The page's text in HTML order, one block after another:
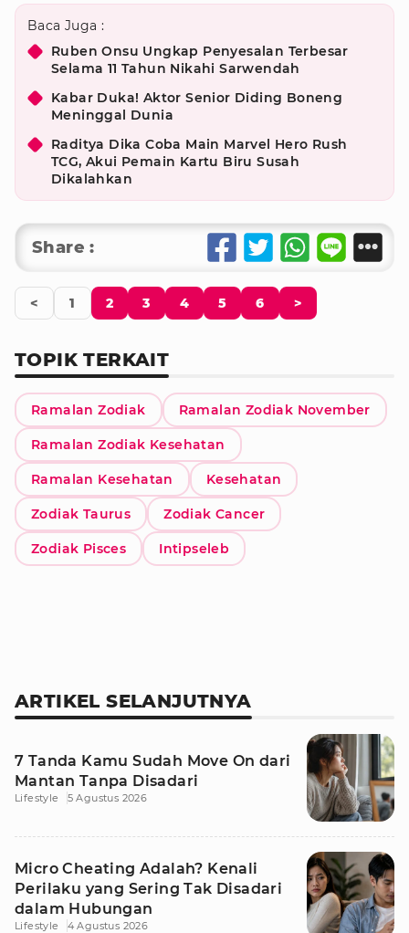
Baca Juga :
Ruben Onsu Ungkap Penyesalan Terbesar
Selama 11 Tahun Nikahi Sarwendah
Kabar Duka! Aktor Senior Diding Boneng
Meninggal Dunia
Raditya Dika Coba Main Marvel Hero Rush
TCG, Akui Pemain Kartu Biru Susah
Dikalahkan
Share :
< 1 2 3 4 5 6 >
TOPIK TERKAIT
Ramalan Zodiak Ramalan Zodiak November
Ramalan Zodiak Kesehatan
Ramalan Kesehatan Kesehatan
Zodiak Taurus Zodiak Cancer
Zodiak Pisces Intipseleb
ARTIKEL SELANJUTNYA
7 Tanda Kamu Sudah Move On dari
Mantan Tanpa Disadari
Lifestyle 5 Agustus 2026
Micro Cheating Adalah? Kenali
Perilaku yang Sering Tak Disadari
dalam Hubungan
Lifestyle 4 Agustus 2026